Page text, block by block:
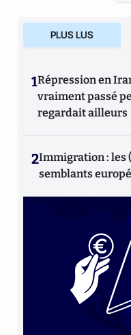
PLUS LUS
1Répression en
vraiment passé
regardait ailleurs
2Immigration : les
semblants